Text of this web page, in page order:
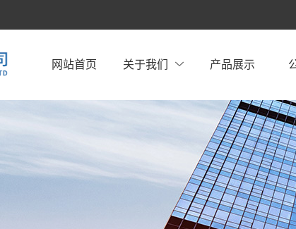
网站首页 关于我们 产品展示